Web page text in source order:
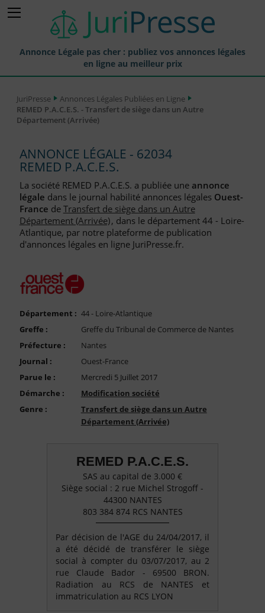
Annonce Légale pas cher : publiez vos annonces légales
en ligne au meilleur prix
Annonces Légales Publiées
Journaux Habilités (JAL) Annonces Légales
Liste des Greffes
Liste des CCI
Le Blog pour les Entreprises
Nous Contacter
Compte PRO
JuriPresse
Annonces Légales Publiées en Ligne
REMED P.A.C.E.S. - Transfert de siège dans un Autre
Département (Arrivée)
ANNONCE LÉGALE - 62034
REMED P.A.C.E.S.
La société REMED P.A.C.E.S. a publiée une annonce
légale dans le journal habilité annonces légales Ouest-
France deTransfert de siège dans un Autre
Département (Arrivée), dans le département 44 - Loire-
Atlantique, par notre plateforme de publication
d'annonces légales en ligne JuriPresse.fr.
Département : 44 - Loire-Atlantique
Greffe :
Greffe du Tribunal de Commerce de Nantes
Préfecture :
Nantes
Journal :
Ouest-France
Parue le :
Mercredi 5 Juillet 2017
Démarche :
Modification société
Genre :
Transfert de siège dans un Autre
Département (Arrivée)
REMED P.A.C.E.S.
SAS au capital de 3.000 €
Siège social : 2 rue Michel Strogoff -
44300 NANTES
803 384 874 RCS NANTES
Par décision de l'AGE du 24/04/2017, il
a été décidé de transférer le siège
social à compter du 03/07/2017, au 2
rue Claude Bador - 69500 BRON.
Radiation au RCS de NANTES et
immatriculation au RCS LYON